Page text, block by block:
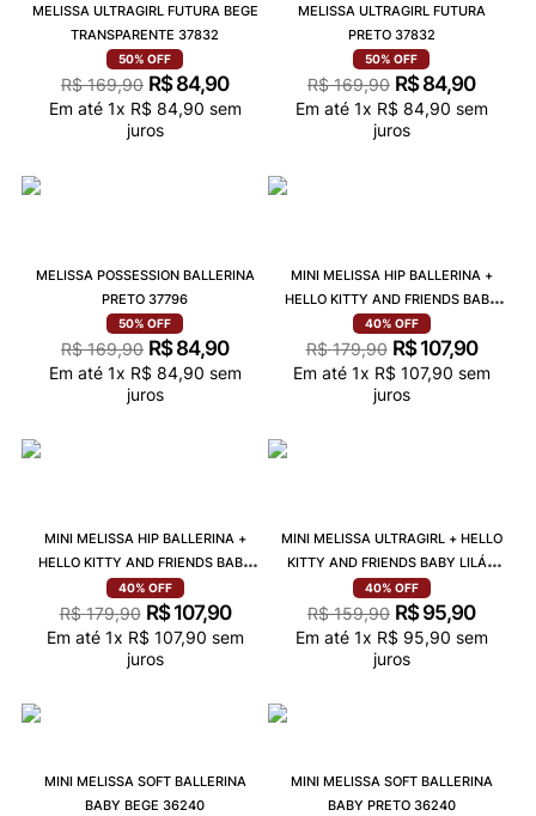
MELISSA ULTRAGIRL FUTURA BEGE
TRANSPARENTE 37832
50% OFF
R$ 169,90 R$ 84,90
Em até 1x R$ 84,90 sem
juros
MELISSA ULTRAGIRL FUTURA
PRETO 37832
50% OFF
R$ 169,90 R$ 84,90
Em até 1x R$ 84,90 sem
juros
MELISSA POSSESSION BALLERINA
PRETO 37796
50% OFF
R$ 169,90 R$ 84,90
Em até 1x R$ 84,90 sem
juros
MINI MELISSA HIP BALLERINA +
HELLO KITTY AND FRIENDS BABY
PRETO VERMELHO 37993
40% OFF
R$ 179,90 R$ 107,90
Em até 1x R$ 107,90 sem
juros
MINI MELISSA HIP BALLERINA +
HELLO KITTY AND FRIENDS BABY
AZUL PEROLADO 37993
40% OFF
R$ 179,90 R$ 107,90
Em até 1x R$ 107,90 sem
juros
MINI MELISSA ULTRAGIRL + HELLO
KITTY AND FRIENDS BABY LILÁS
ROSA 37873
40% OFF
R$ 159,90 R$ 95,90
Em até 1x R$ 95,90 sem
juros
MINI MELISSA SOFT BALLERINA
BABY BEGE 36240
MINI MELISSA SOFT BALLERINA
BABY PRETO 36240